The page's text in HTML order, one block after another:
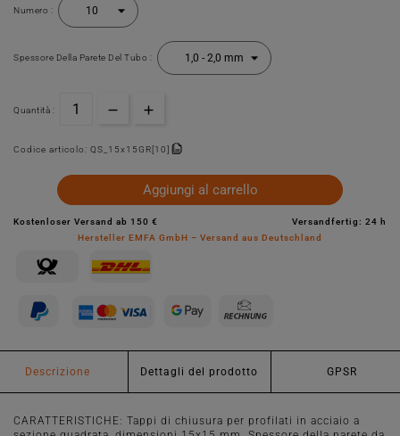
Numero :
Spessore Della Parete Del Tubo :
Quantità :
Codice articolo: QS_15x15GR[10]
Aggiungi al carrello
Kostenloser Versand ab 150 €
Versandfertig: 24 h
Hersteller EMFA GmbH – Versand aus Deutschland
Descrizione Dettagli del prodotto GPSR
CARATTERISTICHE: Tappi di chiusura per profilati in acciaio a